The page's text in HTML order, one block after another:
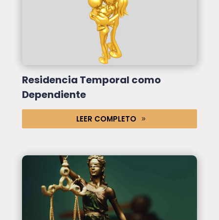
Residencia Temporal como
Dependiente
LEER COMPLETO